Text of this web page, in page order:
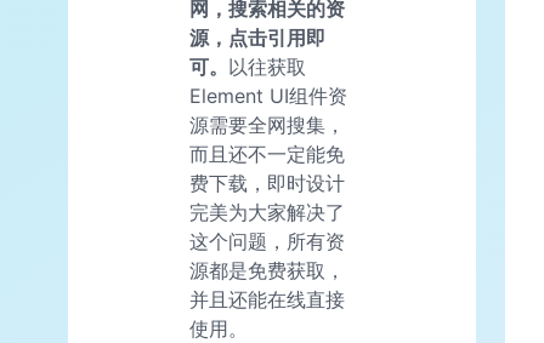
网，搜索相关的资
源，点击引用即
可。 以往获取
Element UI组件资
源需要全网搜集，
而且还不一定能免
费下载，即时设计
完美为大家解决了
这个问题，所有资
源都是免费获取，
并且还能在线直接
使用。